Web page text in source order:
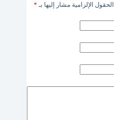
الحقول الإلزامية مشار إليها بـ *